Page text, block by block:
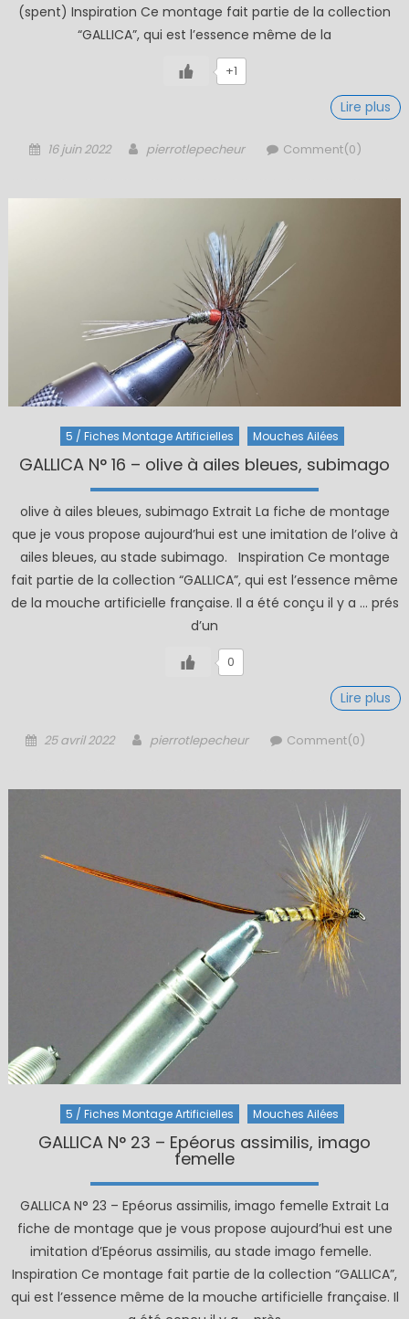
(spent) Inspiration Ce montage fait partie de la collection
“GALLICA”, qui est l’essence même de la
+1
Lire plus
Posted
16 juin 2022 Author
pierrotlepecheur Comment(0)
5 / Fiches Montage Artificielles Mouches Ailées
GALLICA N° 16 – olive à ailes bleues, subimago
olive à ailes bleues, subimago Extrait La fiche de montage
que je vous propose aujourd’hui est une imitation de l’olive à
ailes bleues, au stade subimago. Inspiration Ce montage
fait partie de la collection “GALLICA”, qui est l’essence même
de la mouche artificielle française. Il a été conçu il y a … prés
d’un
0
Lire plus
Posted
25 avril 2022 Author
pierrotlepecheur Comment(0)
5 / Fiches Montage Artificielles Mouches Ailées
GALLICA N° 23 – Epéorus assimilis, imago
femelle
GALLICA N° 23 – Epéorus assimilis, imago femelle Extrait La
fiche de montage que je vous propose aujourd’hui est une
imitation d’Epéorus assimilis, au stade imago femelle.
Inspiration Ce montage fait partie de la collection “GALLICA”,
qui est l’essence même de la mouche artificielle française. Il